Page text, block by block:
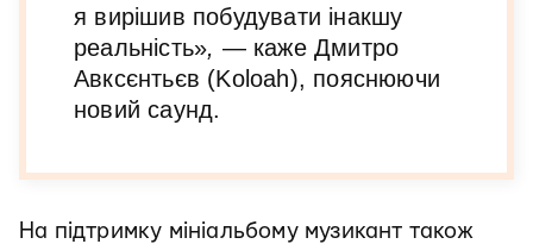
я вирішив побудувати інакшу
реальність», — каже Дмитро
Авксєнтьєв (Koloah), пояснюючи
новий саунд.
На підтримку мініальбому музикант також